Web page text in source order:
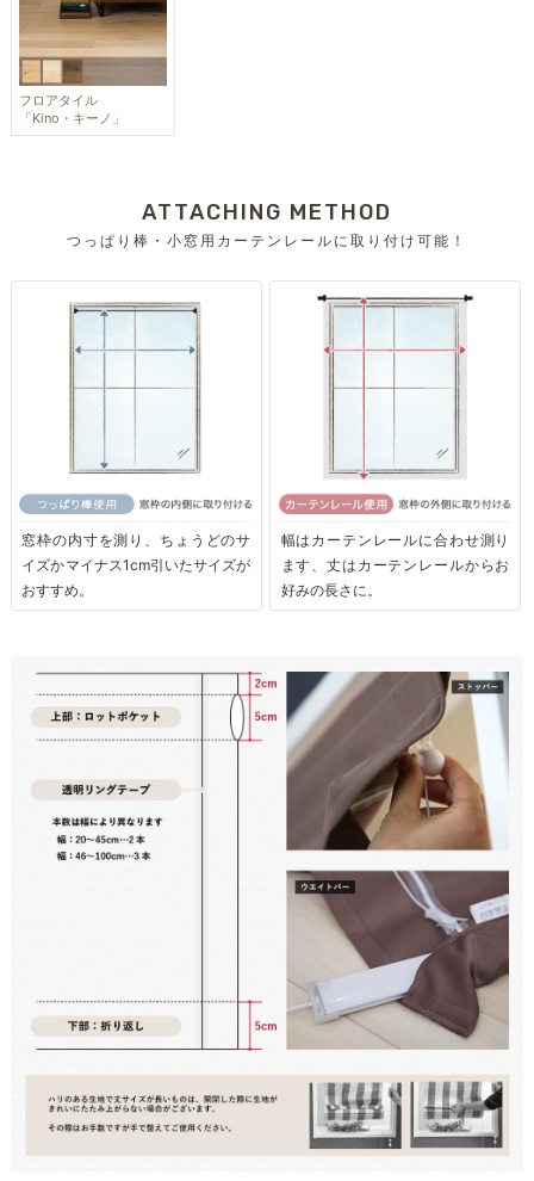
フロアタイル
「Kino・キーノ」
ATTACHING METHOD
つっぱり棒・小窓用カーテンレールに取り付け可能！
窓枠の内寸を測り、ちょうどのサ
イズかマイナス1cm引いたサイズが
おすすめ。
幅はカーテンレールに合わせ測り
ます、丈はカーテンレールからお
好みの長さに。